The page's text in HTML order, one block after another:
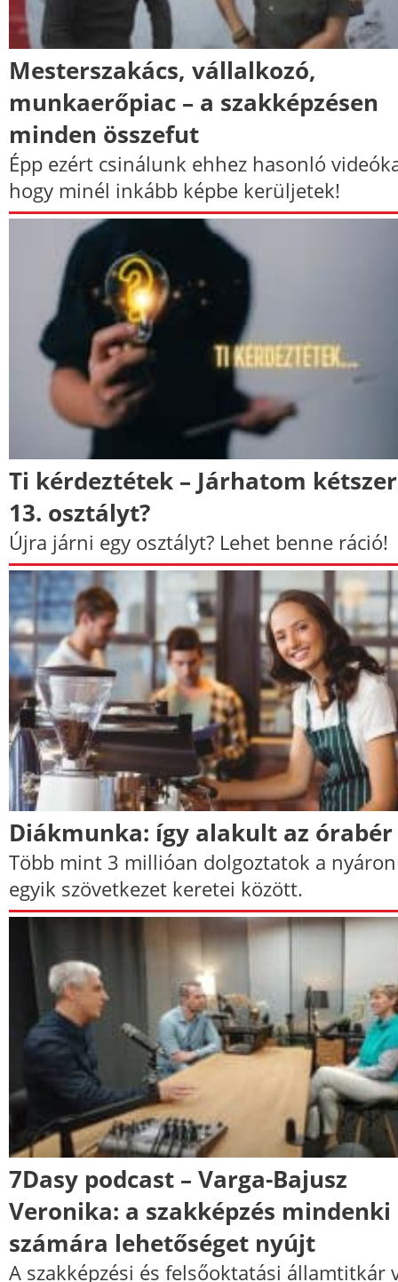
Mesterszakács, vállalkozó,
munkaerőpiac – a szakképzésen
minden összefut
Épp ezért csinálunk ehhez hasonló
hogy minél inkább képbe kerüljetek!
Ti kérdeztétek – Járhatom
13. osztályt?
Újra járni egy osztályt? Lehet benne ráció!
Diákmunka: így alakult az órabér
Több mint 3 millióan dolgoztatok a
egyik szövetkezet keretei között.
7Dasy podcast – Varga-Bajusz
Veronika: a szakképzés mindenki
számára lehetőséget nyújt
A szakképzési és felsőoktatási államtitkár